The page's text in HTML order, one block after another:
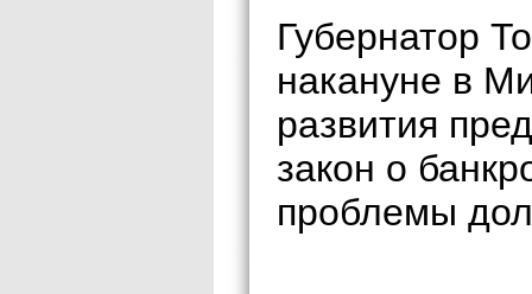
Губернатор
накануне в
развития
закон о
проблемы